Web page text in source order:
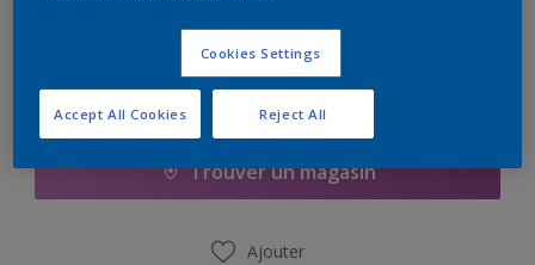
Ajouter à la liste d’achats
Trouver un magasin
Ajouter
Cookies Settings
Reject All
Accept All Cookies